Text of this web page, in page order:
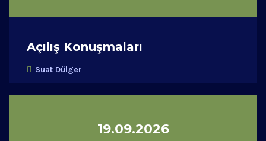
Açılış Konuşmaları
Suat Dülger
19.09.2026